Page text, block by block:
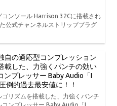
コンソール Harrison 32Cに搭載され
公式チャンネルストリッププラグ
自の適応型コンプレッション
載した、力強くパンチの効い
ンプレッサー Baby Audio「I
倒的過去最安値に！！
リズムを搭載した、力強くパンチ